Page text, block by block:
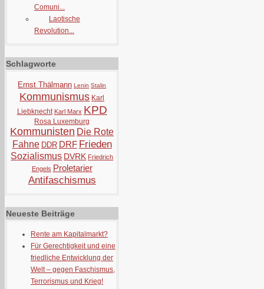
Comuni...
Laotische
Revolution...
Schlagworte
Ernst Thälmann Lenin Stalin
Kommunismus Karl
Liebknecht Karl Marx KPD
Rosa Luxemburg
Kommunisten Die Rote
Fahne DDR DRF Frieden
Sozialismus DVRK Friedrich
Engels Proletarier
Antifaschismus
Neueste Beiträge
Rente am Kapitalmarkt?
Für Gerechtigkeit und eine
friedliche Entwicklung der
Welt – gegen Faschismus,
Terrorismus und Krieg!